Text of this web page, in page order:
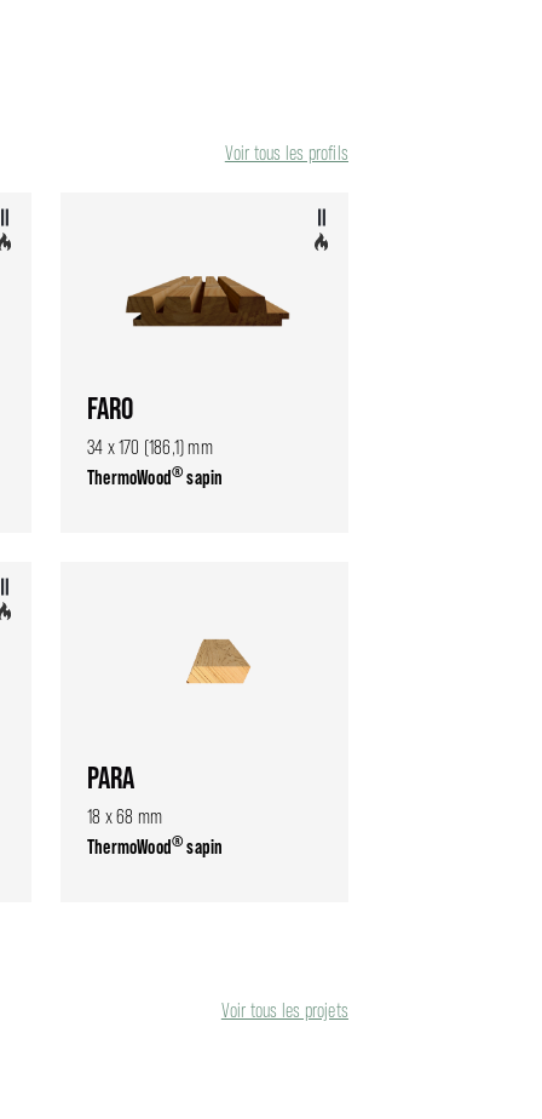
Voir tous les profils
FARO
34 x 170 (186,1) mm
ThermoWood®sapin
PARA
18 x 68 mm
ThermoWood®sapin
Voir tous les projets